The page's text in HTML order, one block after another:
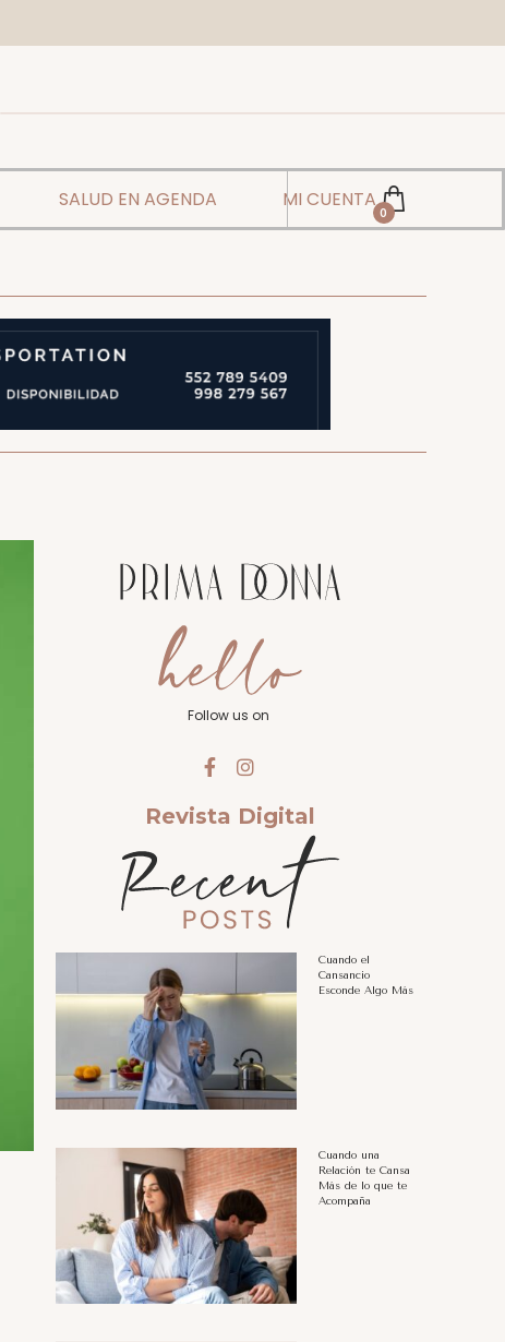
SALUD EN AGENDA MI CUENTA
0
Follow us on
Revista Digital
Cuando el
Cansancio
Esconde Algo Más
Cuando una
Relación te Cansa
Más de lo que te
Acompaña